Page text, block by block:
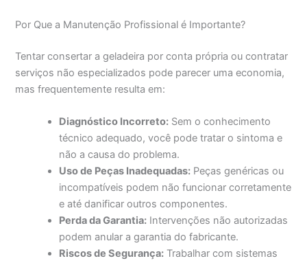
Por Que a Manutenção Profissional é Importante?
Tentar consertar a geladeira por conta própria ou contratar
serviços não especializados pode parecer uma economia,
mas frequentemente resulta em:
Diagnóstico Incorreto: Sem o conhecimento
técnico adequado, você pode tratar o sintoma e
não a causa do problema.
Uso de Peças Inadequadas: Peças genéricas ou
incompatíveis podem não funcionar corretamente
e até danificar outros componentes.
Perda da Garantia: Intervenções não autorizadas
podem anular a garantia do fabricante.
Riscos de Segurança: Trabalhar com sistemas